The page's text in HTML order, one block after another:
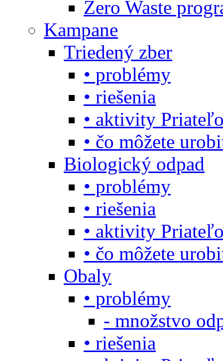
Zero Waste
Kampane
Triedený zber
• problémy
• riešenia
• aktivity
• čo môžete
Biologický odpad
• problémy
• riešenia
• aktivity
• čo môžete
Obaly
• problémy
- množstvo
• riešenia